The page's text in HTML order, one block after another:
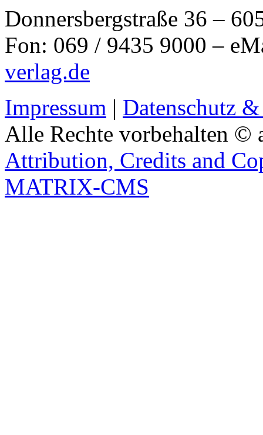
Donnersbergstraße 36 –
Fon: 069 / 9435 9000 –
verlag.de
Impressum | Datenschutz
Alle Rechte vorbehalten ©
Attribution, Credits and
MATRIX-CMS